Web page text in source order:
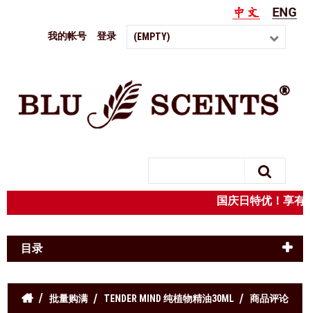
(EMPTY)
我的帐号 登录
国庆日特优！
目录
批量购满 TENDER MIND 纯植物精油30ML 商品评论